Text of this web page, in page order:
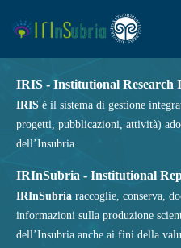
IRIS - Institutional Research
IRIS è il sistema di gestione
progetti, pubblicazioni, attività)
dell’Insubria.
IRInSubria - Institutional
IRInSubria raccoglie, conserva,
informazioni sulla produzione
dell’Insubria anche ai fini della